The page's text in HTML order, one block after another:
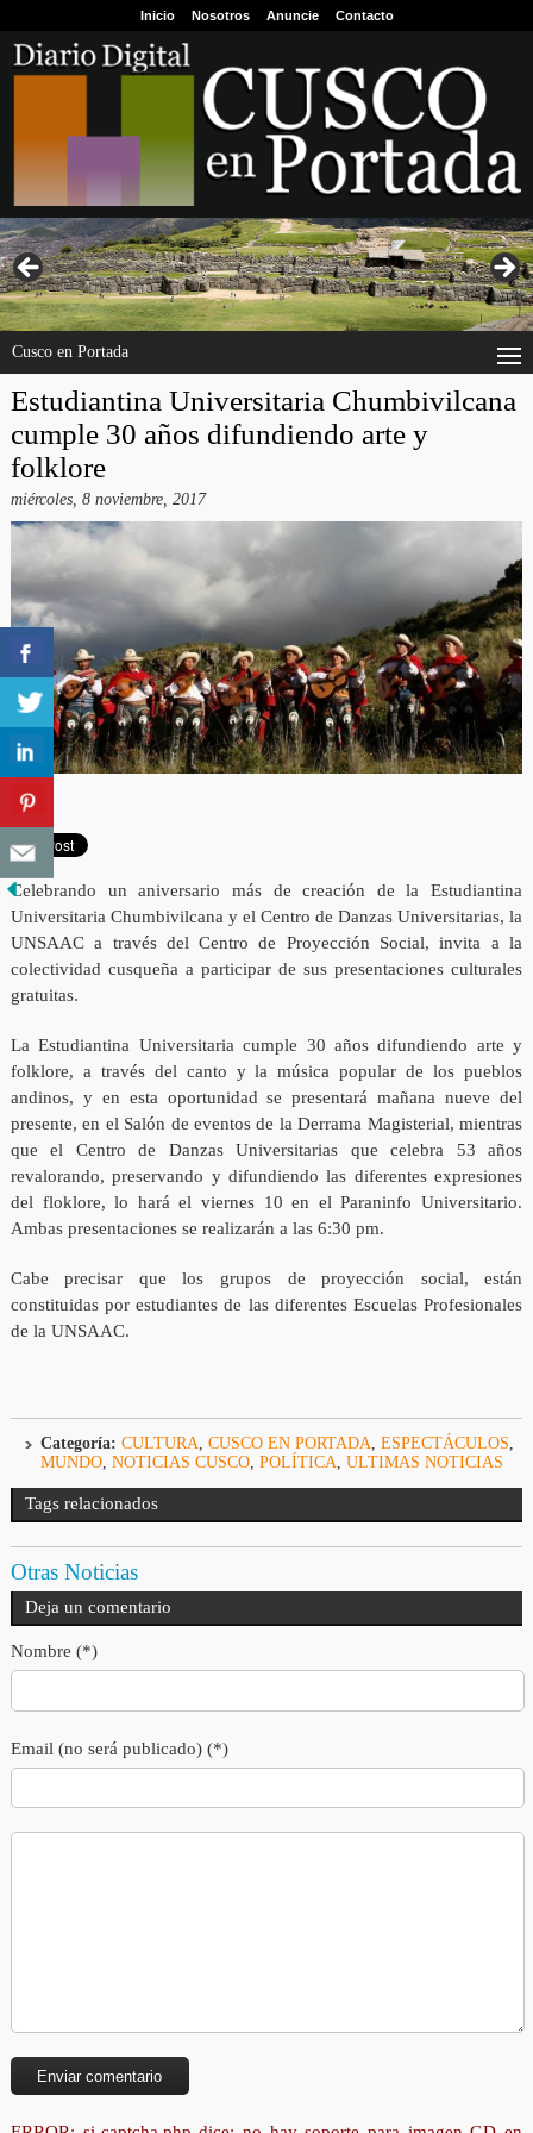
Inicio Nosotros Anuncie Contacto
Cusco en Portada
Estudiantina Universitaria Chumbivilcana
cumple 30 años difundiendo arte y
folklore
miércoles, 8 noviembre, 2017
Celebrando un aniversario más de creación de la Estudiantina
Universitaria Chumbivilcana y el Centro de Danzas Universitarias, la
UNSAAC a través del Centro de Proyección Social, invita a la
colectividad cusqueña a participar de sus presentaciones culturales
gratuitas.
La Estudiantina Universitaria cumple 30 años difundiendo arte y
folklore, a través del canto y la música popular de los pueblos
andinos, y en esta oportunidad se presentará mañana nueve del
presente, en el Salón de eventos de la Derrama Magisterial, mientras
que el Centro de Danzas Universitarias que celebra 53 años
revalorando, preservando y difundiendo las diferentes expresiones
del floklore, lo hará el viernes 10 en el Paraninfo Universitario.
Ambas presentaciones se realizarán a las 6:30 pm.
Cabe precisar que los grupos de proyección social, están
constituidas por estudiantes de las diferentes Escuelas Profesionales
de la UNSAAC.
Categoría: CULTURA, CUSCO EN PORTADA, ESPECTÁCULOS,
MUNDO, NOTICIAS CUSCO, POLÍTICA, ULTIMAS NOTICIAS
Tags relacionados
Otras Noticias
Deja un comentario
Nombre (*)
Email (no será publicado) (*)